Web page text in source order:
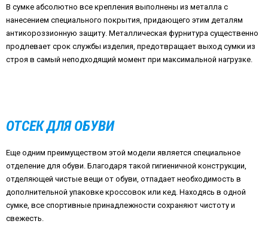
В сумке абсолютно все крепления выполнены из металла с
нанесением специального покрытия, придающего этим деталям
антикороззионную защиту. Металлическая фурнитура существенно
продлевает срок службы изделия, предотвращает выход сумки из
строя в самый неподходящий момент при максимальной нагрузке.
ОТСЕК ДЛЯ ОБУВИ
Еще одним преимуществом этой модели является специальное
отделение для обуви. Благодаря такой гигиеничной конструкции,
отделяющей чистые вещи от обуви, отпадает необходимость в
дополнительной упаковке кроссовок или кед. Находясь в одной
сумке, все спортивные принадлежности сохраняют чистоту и
свежесть.